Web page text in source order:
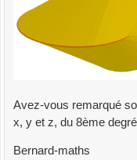
Avez-vous remarqué
x, y et z, du 8ème
Bernard-maths